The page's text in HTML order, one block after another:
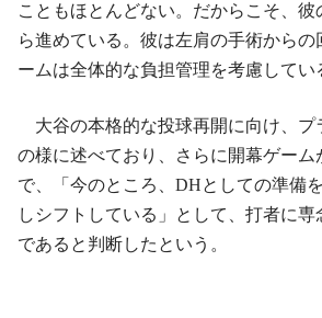
こともほとんどない。だからこそ、
ら進めている。彼は左肩の手術から
ームは全体的な負担管理を考慮してい
大谷の本格的な投球再開に向け、プ
の様に述べており、さらに開幕ゲーム
で、「今のところ、DHとしての準備
しシフトしている」として、打者に専
であると判断したという。